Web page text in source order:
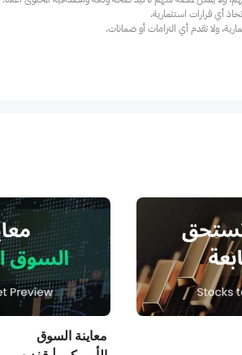
ولا تقدم أي التزامات أو ضمانات.
معاينة السوق